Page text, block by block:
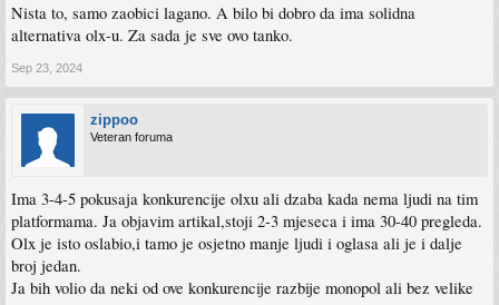
Nista to, samo zaobici lagano. A bilo bi dobro da ima solidna
alternativa olx-u. Za sada je sve ovo tanko.
Sep 23, 2024
zippoo
Veteran foruma
Ima 3-4-5 pokusaja konkurencije olxu ali dzaba kada nema ljudi na tim
platformama. Ja objavim artikal,stoji 2-3 mjeseca i ima 30-40 pregleda.
Olx je isto oslabio,i tamo je osjetno manje ljudi i oglasa ali je i dalje
broj jedan.
Ja bih volio da neki od ove konkurencije razbije monopol ali bez velike